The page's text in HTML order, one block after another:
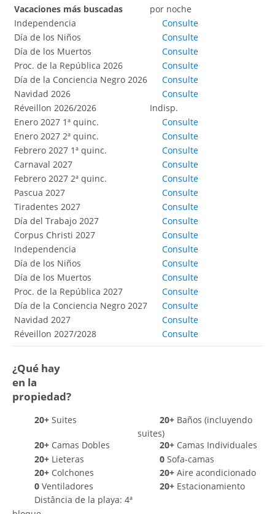
Vacaciones más buscadas
por noche
Independencia
Consulte
Día de los Niños
Consulte
Día de los Muertos
Consulte
Proc. de la República 2026
Consulte
Día de la Conciencia Negro 2026
Consulte
Navidad 2026
Consulte
Réveillon 2026/2026
Indisp.
Enero 2027 1ª quinc.
Consulte
Enero 2027 2ª quinc.
Consulte
Febrero 2027 1ª quinc.
Consulte
Carnaval 2027
Consulte
Febrero 2027 2ª quinc.
Consulte
Pascua 2027
Consulte
Tiradentes 2027
Consulte
Día del Trabajo 2027
Consulte
Corpus Christi 2027
Consulte
Independencia
Consulte
Día de los Niños
Consulte
Día de los Muertos
Consulte
Proc. de la República 2027
Consulte
Día de la Conciencia Negro 2027
Consulte
Navidad 2027
Consulte
Réveillon 2027/2028
Consulte
¿Qué hay
en la
propiedad?
20+ Suites 20+ Baños (incluyendo
suites)
20+ Camas Dobles 20+ Camas Individuales
20+ Lieteras 0 Sofa-camas
20+ Colchones 20+ Aire acondicionado
0 Ventiladores 20+ Estacionamiento
Distância de la playa: 4ª